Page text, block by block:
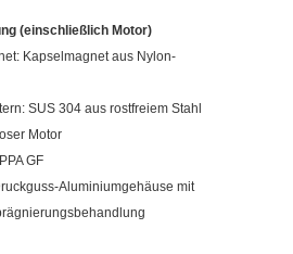
(einschließlich Motor)
Kapselmagnet aus Nylon-
SUS 304 aus rostfreiem Stahl
Motor
GF
Aluminiumgehäuse mit